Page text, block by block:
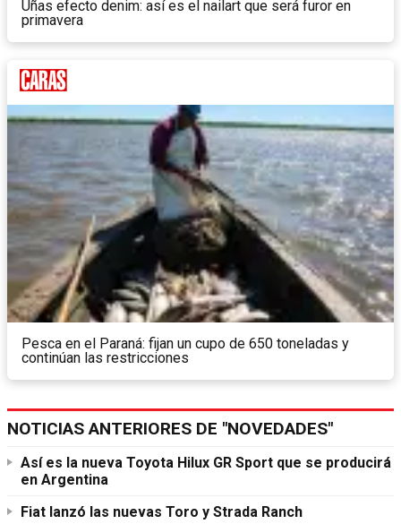
Uñas efecto denim: así es el nailart que será furor en
primavera
Pesca en el Paraná: fijan un cupo de 650 toneladas y
continúan las restricciones
NOTICIAS ANTERIORES DE "NOVEDADES"
Así es la nueva Toyota Hilux GR Sport que se producirá
en Argentina
Fiat lanzó las nuevas Toro y Strada Ranch